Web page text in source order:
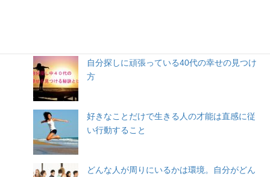
自分探しに頑張っている40代の幸せの見つけ
方
好きなことだけで生きる人の才能は直感に従
い行動すること
どんな人が周りにいるかは環境。自分がどん